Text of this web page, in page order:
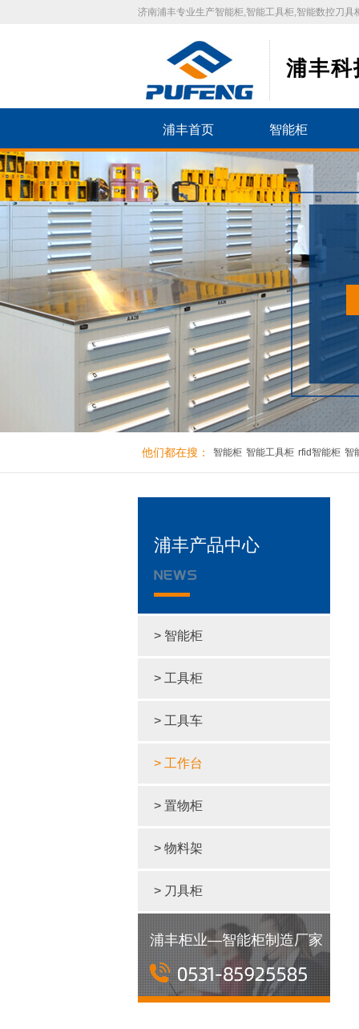
济南浦丰专业生产智能柜,智能工具柜,智能数控刀具
浦丰
浦丰首页 智能柜
他们都在搜： 智能柜 智能工具柜 rfid智能柜 智
浦丰产品中心
> 智能柜
> 工具柜
> 工具车
> 工作台
> 置物柜
> 物料架
> 刀具柜
浦丰柜业—智能柜制造厂家